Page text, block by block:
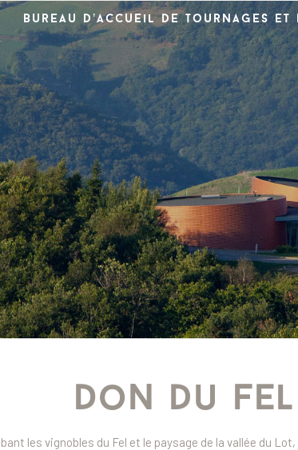
Bureau d’accueil de tournages
Don du Fel
les vignobles du Fel et le paysage de la vallée du